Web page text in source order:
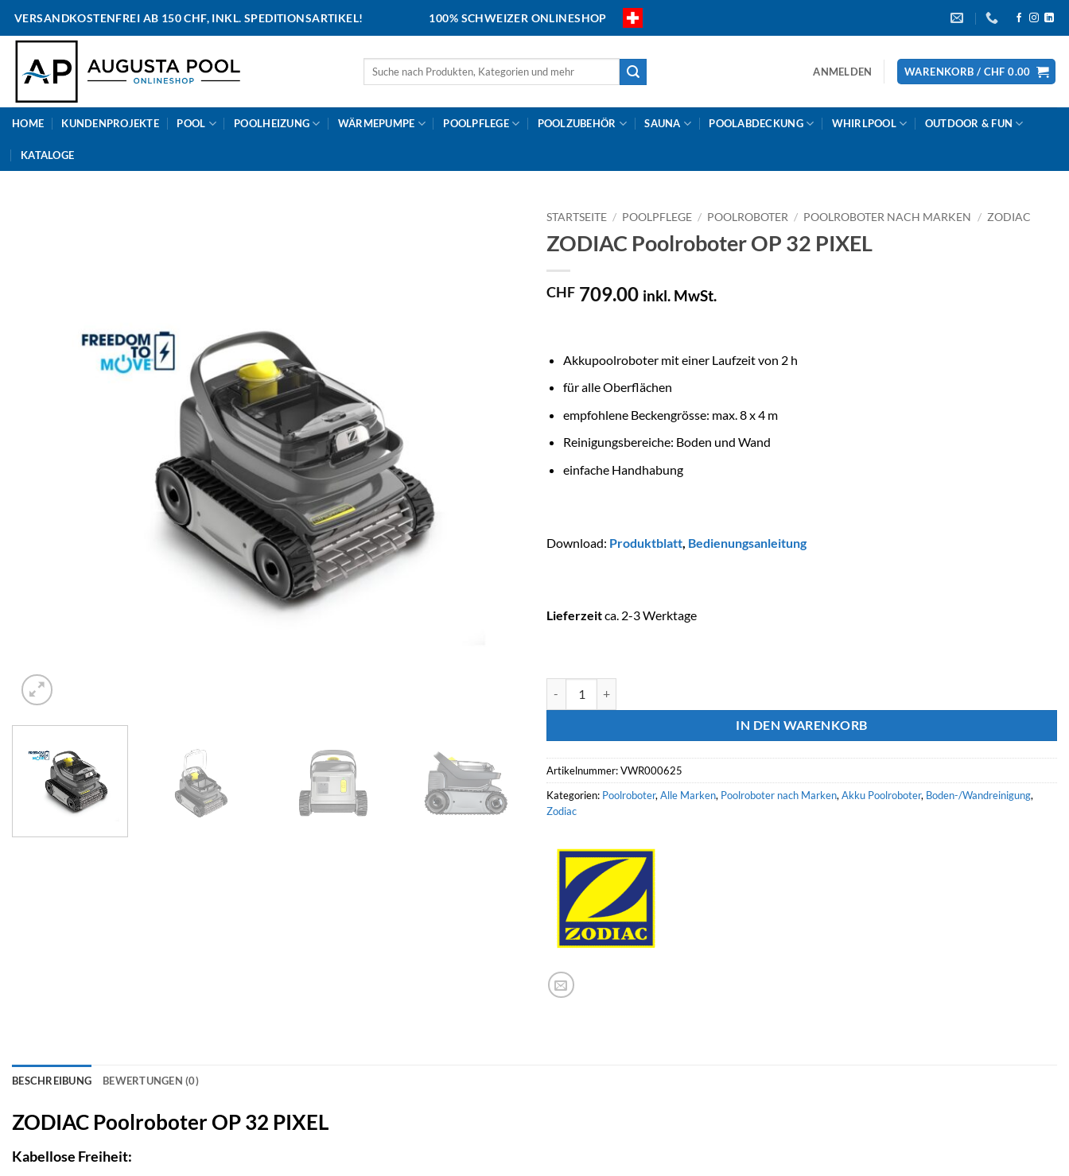
VERSANDKOSTENFREI AB 150 CHF, INKL. SPEDITIONSARTIKEL! 100% SCHWEIZER ONLINESHOP
Suche
ANMELDEN WARENKORB / CHF 0.00
HOME KUNDENPROJEKTE POOL POOLHEIZUNG WÄRMEPUMPE POOLPFLEGE POOLZUBEHÖR SAUNA POOLABDECKUNG WHIRLPOOL OUTDOOR & FUN
KATALOGE
STARTSEITE / POOLPFLEGE / POOLROBOTER / POOLROBOTER NACH MARKEN / ZODIAC
ZODIAC Poolroboter OP 32 PIXEL
CHF 709.00 inkl. MwSt.
Akkupoolroboter mit einer Laufzeit von 2 h
für alle Oberflächen
empfohlene Beckengrösse: max. 8 x 4 m
Reinigungsbereiche: Boden und Wand
einfache Handhabung
Download: Produktblatt Bedienungsanleitung
Lieferzeitca. 2-3 Werktage
IN DEN WARENKORB
Artikelnummer:VWR000625
Kategorien: Poolroboter, Alle Marken, Poolroboter nach Marken, Akku Poolroboter, Boden-/Wandreinigung,
Zodiac
BESCHREIBUNG BEWERTUNGEN (0)
ZODIAC Poolroboter OP 32 PIXEL
Kabellose Freiheit: